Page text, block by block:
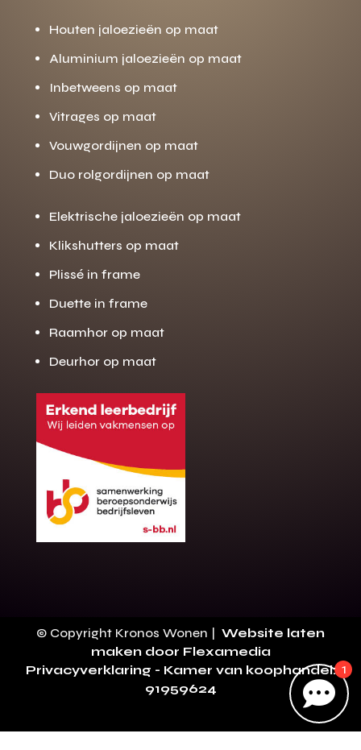
op maat?
Binnen 24 uur jouw gratis offerte
10 jaar garantie op de montage
100+ stoffen
Gratis offerte
Direct bellen
Houten jaloezieën op maat
Aluminium jaloezieën op maat
Inbetweens op maat
Vitrages op maat
Vouwgordijnen op maat
Duo rolgordijnen op maat
Elektrische jaloezieën op maat
Klikshutters op maat
Plissé in frame
Duette in frame
Raamhor op maat
Deurhor op maat

1
© Copyright Kronos Wonen | Website laten
maken door Flexamedia
Privacyverklaring - Kamer van koophandel:
91959624